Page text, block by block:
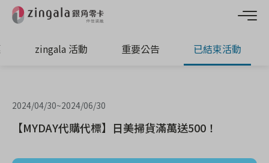
zingala 活動 重要公告 已結束活動
2024/04/30~2024/06/30
【MYDAY代購代標】日美掃貨滿萬送500！